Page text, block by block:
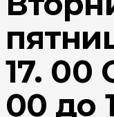
17. 00
00 до